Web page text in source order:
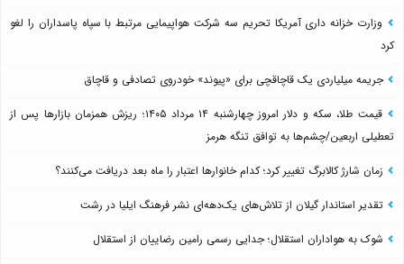
وزارت خزانه داری آمریکا تحریم سه شرکت هواپیمایی مرتبط با سپاه پاسداران را لغو
کرد
جریمه میلیاردی یک قاچاقچی برای «پیوند» خودروی تصادفی و قاچاق
قیمت طلا، سکه و دلار امروز چهارشنبه ۱۴ مرداد ۱۴۰۵؛ ریزش همزمان بازارها پس از
تعطیلی اربعین/چشم‌ها به توافق تنگه هرمز
زمان شارژ کالابرگ تغییر کرد؛ کدام خانوارها اعتبار را ماه بعد دریافت می‌کنند؟
تقدیر استاندار گیلان از تلاش‌های یک‌دهه‌ای نشر فرهنگ ایلیا در رشت
شوک به هواداران استقلال؛ جدایی رسمی رامین رضاییان از استقلال